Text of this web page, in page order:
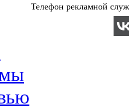
Телефон рекламной